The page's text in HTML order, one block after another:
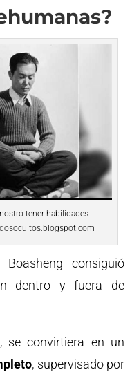
tener habilidades
consiguió
dentro y fuera de
se convirtiera en un
, supervisado por